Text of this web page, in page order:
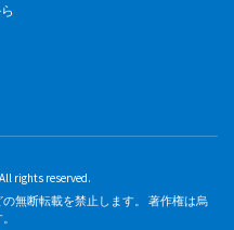
rights reserved.
無断転載を禁止します。 著作権は烏